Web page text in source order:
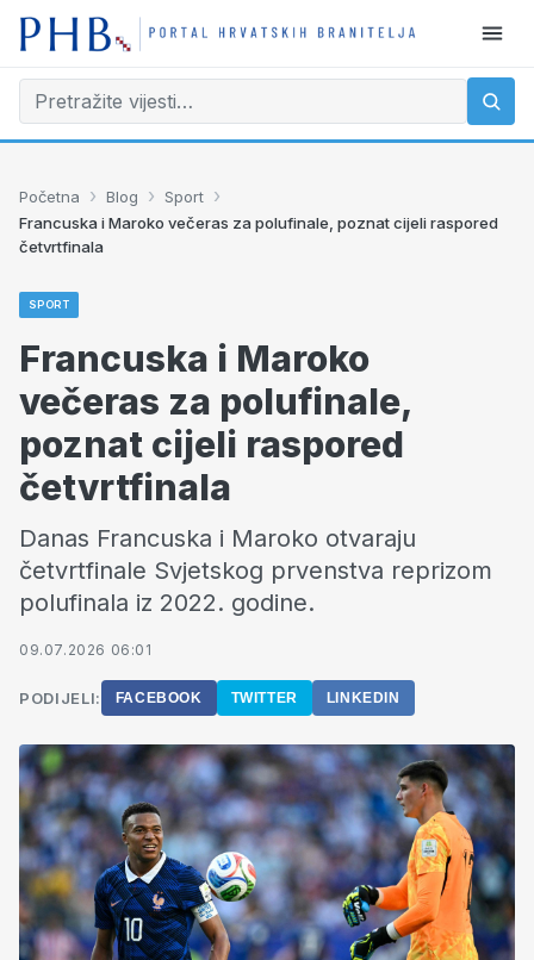
Početna › Blog › Sport ›
Francuska i Maroko večeras za polufinale, poznat cijeli raspored
četvrtfinala
SPORT
Francuska i Maroko
večeras za polufinale,
poznat cijeli raspored
četvrtfinala
Danas Francuska i Maroko otvaraju
četvrtfinale Svjetskog prvenstva reprizom
polufinala iz 2022. godine.
09.07.2026 06:01
PODIJELI: FACEBOOK TWITTER LINKEDIN